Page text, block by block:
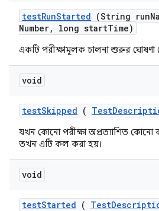
testRunStarted (String run
Number, long startTime)
একটি পরীক্ষামূলক চালনা শুরুর ঘোষণা
void
testSkipped ( Test
যখন কোনো পরীক্ষা অপ্রত্যাশিত কোনো
তখন এটি কল করা হয়।
void
testStarted ( Test